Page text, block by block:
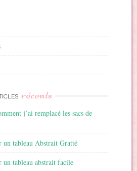
récents
j’ai remplacé les sacs de
tableau Abstrait Gratté
tableau abstrait facile